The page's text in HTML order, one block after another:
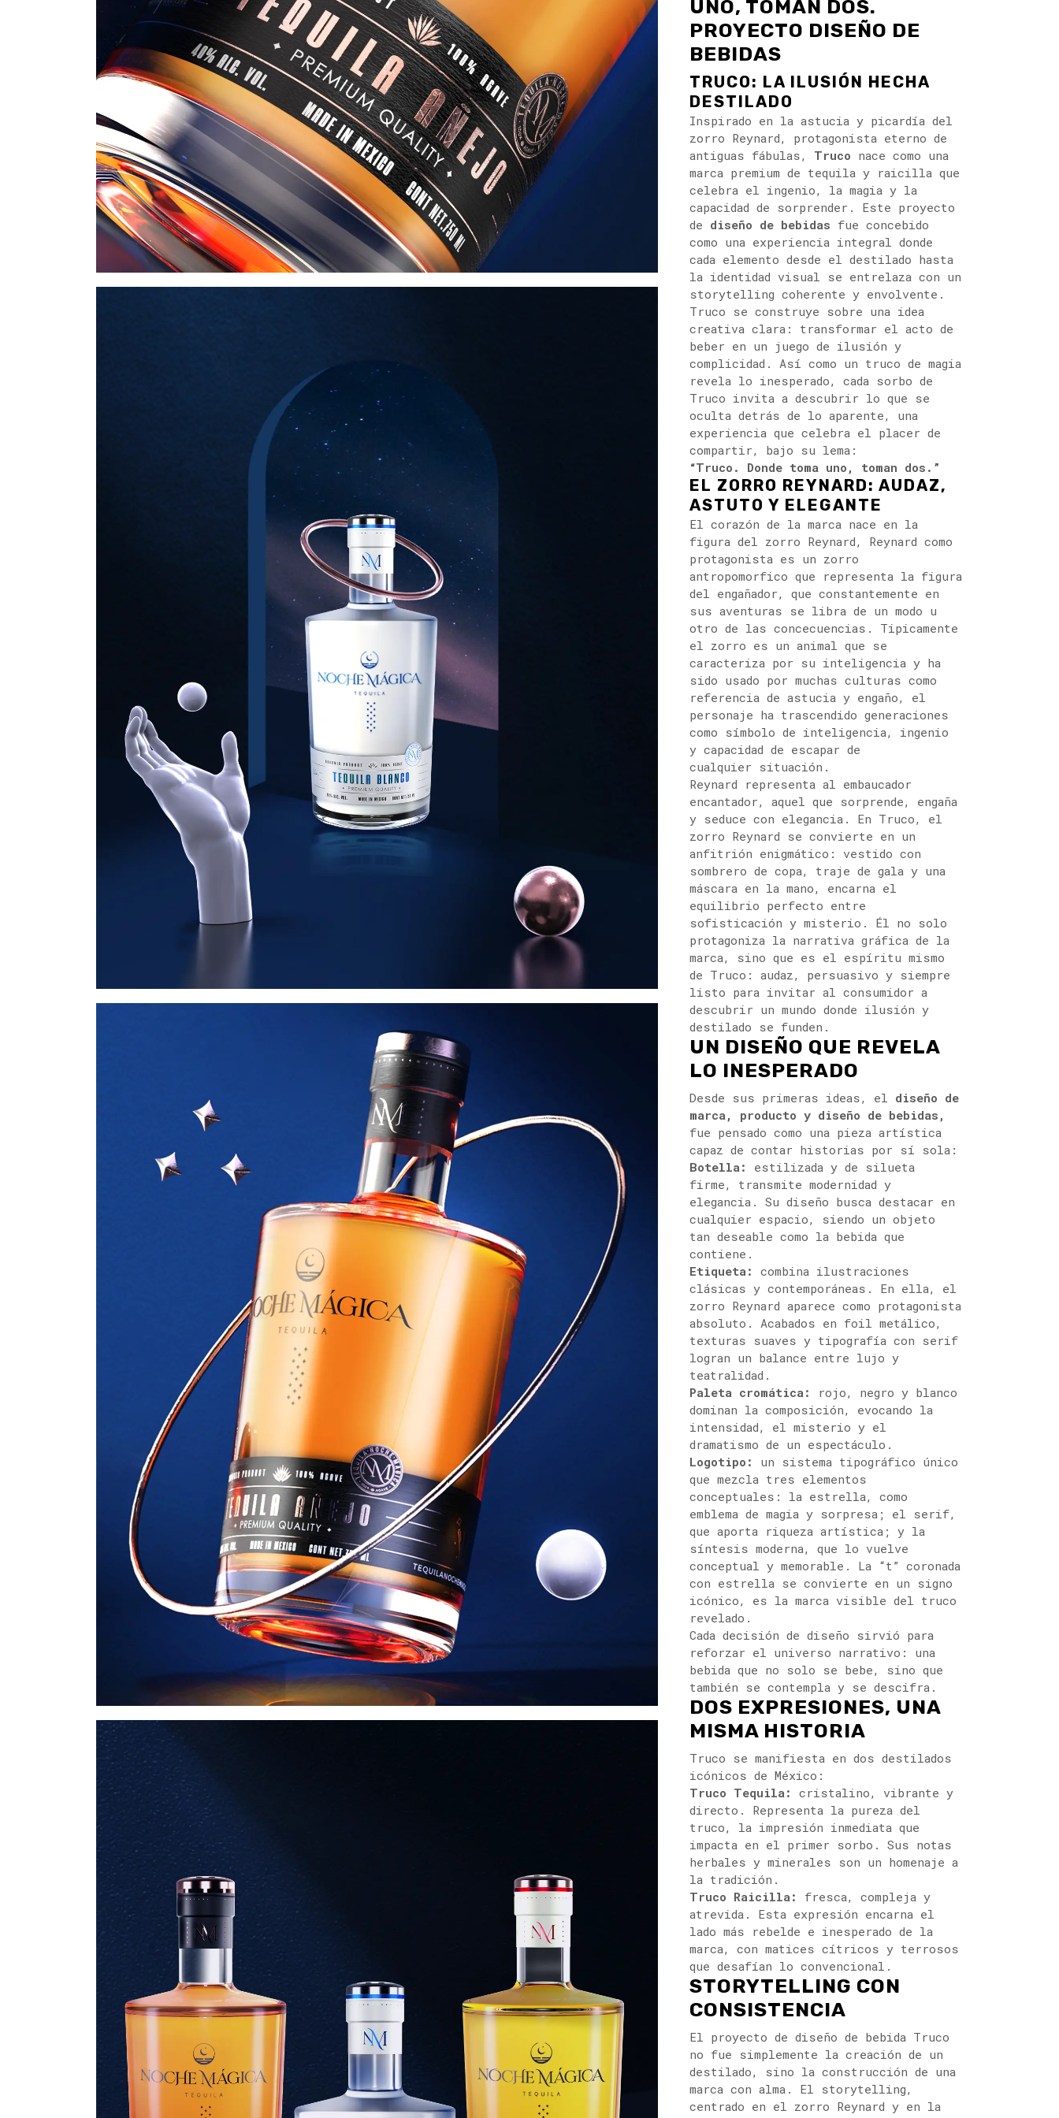
UNO, TOMAN DOS.
PROYECTO DISEÑO DE
BEBIDAS
TRUCO: LA ILUSIÓN HECHA
DESTILADO
Inspirado en la astucia y picardía del
zorro Reynard, protagonista eterno de
antiguas fábulas, Truco nace como una
marca premium de tequila y raicilla que
celebra el ingenio, la magia y la
capacidad de sorprender. Este proyecto
de diseño de bebidas fue concebido
como una experiencia integral donde
cada elemento desde el destilado hasta
la identidad visual se entrelaza con un
storytelling coherente y envolvente.
Truco se construye sobre una idea
creativa clara: transformar el acto de
beber en un juego de ilusión y
complicidad. Así como un truco de magia
revela lo inesperado, cada sorbo de
Truco invita a descubrir lo que se
oculta detrás de lo aparente, una
experiencia que celebra el placer de
compartir, bajo su lema:
“Truco. Donde toma uno, toman dos.”
EL ZORRO REYNARD: AUDAZ,
ASTUTO Y ELEGANTE
El corazón de la marca nace en la
figura del zorro Reynard, Reynard como
protagonista es un zorro
antropomorfico que representa la figura
del engañador, que constantemente en
sus aventuras se libra de un modo u
otro de las concecuencias. Tipicamente
el zorro es un animal que se
caracteriza por su inteligencia y ha
sido usado por muchas culturas como
referencia de astucia y engaño, el
personaje ha trascendido generaciones
como símbolo de inteligencia, ingenio
y capacidad de escapar de
cualquier situación.
Reynard representa al embaucador
encantador, aquel que sorprende, engaña
y seduce con elegancia. En Truco, el
zorro Reynard se convierte en un
anfitrión enigmático: vestido con
sombrero de copa, traje de gala y una
máscara en la mano, encarna el
equilibrio perfecto entre
sofisticación y misterio. Él no solo
protagoniza la narrativa gráfica de la
marca, sino que es el espíritu mismo
de Truco: audaz, persuasivo y siempre
listo para invitar al consumidor a
descubrir un mundo donde ilusión y
destilado se funden.
UN DISEÑO QUE REVELA
LO INESPERADO
Desde sus primeras ideas, el diseño de
marca, producto y diseño de bebidas,
fue pensado como una pieza artística
capaz de contar historias por sí sola:
Botella:
estilizada y de silueta
firme, transmite modernidad y
elegancia. Su diseño busca destacar en
cualquier espacio, siendo un objeto
tan deseable como la bebida que
contiene.
Etiqueta: combina ilustraciones
clásicas y contemporáneas. En ella, el
zorro Reynard aparece como protagonista
absoluto. Acabados en foil metálico,
texturas suaves y tipografía con serif
logran un balance entre lujo y
teatralidad.
Paleta cromática:
rojo, negro y blanco
dominan la composición, evocando la
intensidad, el misterio y el
dramatismo de un espectáculo.
Logotipo:
un sistema tipográfico único
que mezcla tres elementos
conceptuales: la estrella, como
emblema de magia y sorpresa; el serif,
que aporta riqueza artística; y la
síntesis moderna, que lo vuelve
conceptual y memorable. La “t” coronada
con estrella se convierte en un signo
icónico, es la marca visible del truco
revelado.
Cada decisión de diseño sirvió para
reforzar el universo narrativo: una
bebida que no solo se bebe, sino que
también se contempla y se descifra.
DOS EXPRESIONES, UNA
MISMA HISTORIA
Truco se manifiesta en dos destilados
icónicos de México:
Truco Tequila: cristalino, vibrante y
directo. Representa la pureza del
truco, la impresión inmediata que
impacta en el primer sorbo. Sus notas
herbales y minerales son un homenaje a
la tradición.
Truco Raicilla:
fresca, compleja y
atrevida. Esta expresión encarna el
lado más rebelde e inesperado de la
marca, con matices cítricos y terrosos
que desafían lo convencional.
STORYTELLING CON
CONSISTENCIA
El proyecto de diseño de bebida Truco
no fue simplemente la creación de un
destilado, sino la construcción de una
marca con alma. El storytelling,
centrado en el zorro Reynard y en la